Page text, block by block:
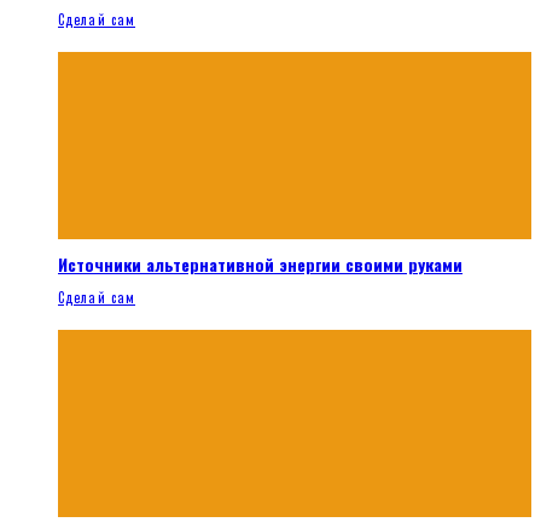
Сделай сам
Источники альтернативной энергии своими руками
Сделай сам